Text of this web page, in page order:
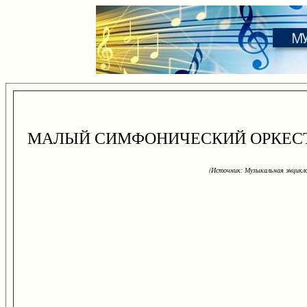
МАЛЫЙ СИМФОНИЧЕСКИЙ
(Источник: Музыкальная